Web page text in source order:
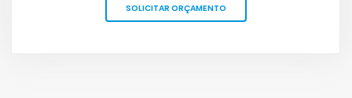
SOLICITAR ORÇAMENTO